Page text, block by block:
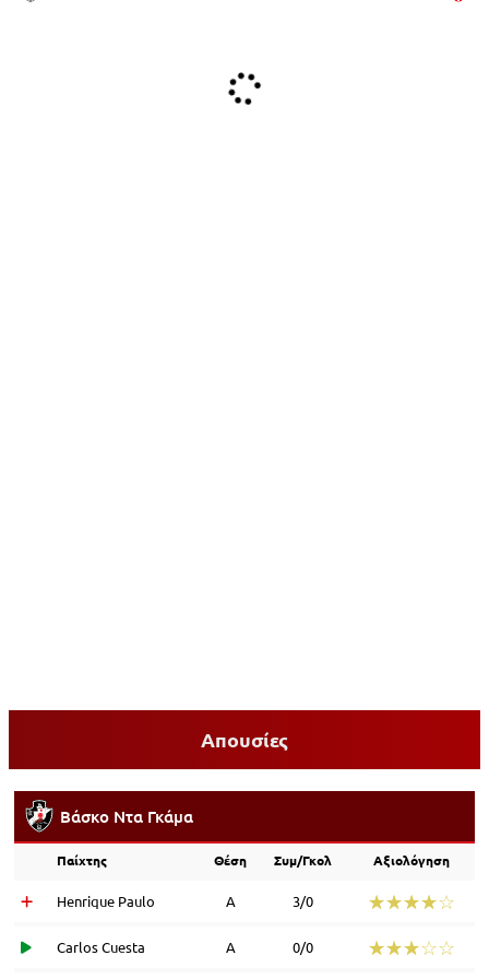
Απουσίες
Βάσκο Ντα Γκάμα
Παίχτης Θέση Συμ/Γκολ Αξιολόγηση
Henrique Paulo Α 3/0 ☆☆☆☆☆
★★★★★
Carlos Cuesta Α 0/0 ☆☆☆☆☆
★★★★★